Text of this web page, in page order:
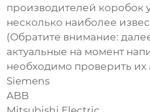
производителей коробок
несколько наиболее
(Обратите внимание:
актуальные на момент
необходимо проверить их
Siemens
ABB